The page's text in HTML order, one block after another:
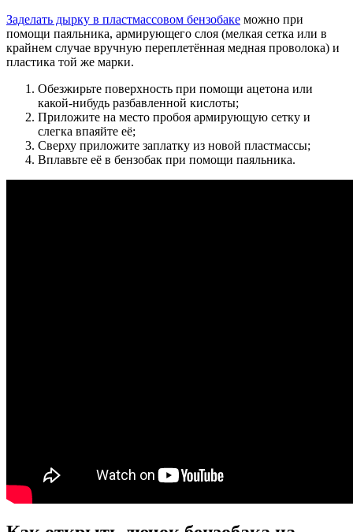
Заделать дырку в пластмассовом бензобаке можно при
помощи паяльника, армирующего слоя (мелкая сетка или в
крайнем случае вручную переплетённая медная проволока) и
пластика той же марки.
Обезжирьте поверхность при помощи ацетона или
какой-нибудь разбавленной кислоты;
Приложите на место пробоя армирующую сетку и
слегка впаяйте её;
Сверху приложите заплатку из новой пластмассы;
Вплавьте её в бензобак при помощи паяльника.